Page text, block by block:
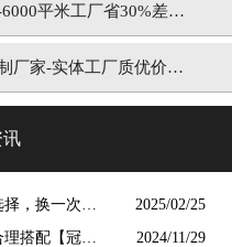
平米工厂省30%差价
厂家-实体工厂质优价廉
讯
，换一次用
2025/02/25
搭配【冠墅
2024/11/29